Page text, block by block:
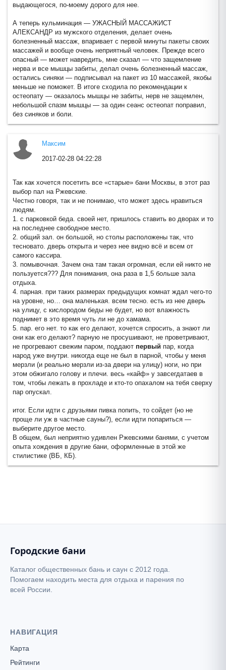
Варшавские бани
выдающегося, по-моему дорого для нее.
А теперь кульминация — УЖАСНЫЙ МАССАЖИСТ
АЛЕКСАНДР из мужского отделения, делает очень
болезненный массаж, впаривает с первой минуты пакеты своих
массажей и вообще очень неприятный человек. Прежде всего
опасный — может навредить, мне сказал — что защемление
нерва и все мышцы забиты, делал очень болезненный массаж,
остались синяки — подписывал на пакет из 10 массажей, якобы
меньше не поможет. В итоге сходила по рекомендации к
остеопату — оказалось мышцы не забиты, нерв не защемлен,
небольшой спазм мышцы — за один сеанс остеопат поправил,
без синяков и боли.
Максим
2017-02-28 04:22:28
Так как хочется посетить все «старые» бани Москвы, в этот раз
выбор пал на Ржевские.
Честно говоря, так и не понимаю, что может здесь нравиться
людям.
1. с парковкой беда. своей нет, пришлось ставить во дворах и то
на последнее свободное место.
2. общий зал. он большой, но столы расположены так, что
тесновато. дверь открыта и через нее видно всё и всем от
самого кассира.
3. помывочная. Зачем она там такая огромная, если ей никто не
пользуется??? Для понимания, она раза в 1,5 больше зала
отдыха.
4. парная. при таких размерах предыдущих комнат ждал чего-то
на уровне, но… она маленькая. всем тесно. есть из нее дверь
на улицу, с кислородом беды не будет, но вот влажность
поднимет в это время чуть ли не до хамама.
5. пар. его нет. то как его делают, хочется спросить, а знают ли
они как его делают? парную не просушивают, не проветривают,
не прогревают свежим паром, поддают первый пар, когда
народ уже внутри. никогда еще не был в парной, чтобы у меня
мерзли (и реально мерзли из-за двери на улицу) ноги, но при
этом обжигало голову и плечи. весь «кайф» у завсегдатаев в
том, чтобы лежать в прохладе и кто-то опахалом на тебя сверху
пар опускал.
итог. Если идти с друзьями пивка попить, то сойдет (но не
проще ли уж в частные сауны?), если идти попариться —
выберите другое место.
В общем, был неприятно удивлен Ржевскими банями, с учетом
опыта хождения в другие бани, оформленные в этой же
стилистике (ВБ, КБ).
Городские бани
Каталог общественных бань и саун с 2012 года.
Помогаем находить места для отдыха и парения по
всей России.
НАВИГАЦИЯ
Карта
Рейтинги